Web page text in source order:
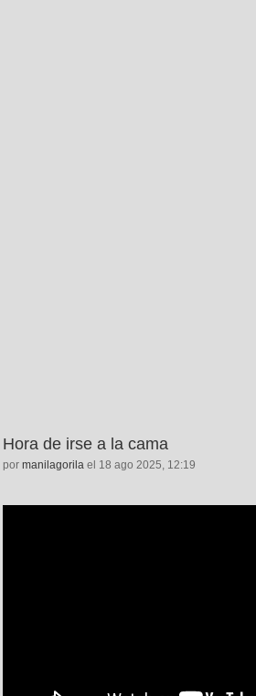
Hora de irse a la cama
por manilagorila el 18 ago 2025, 12:19